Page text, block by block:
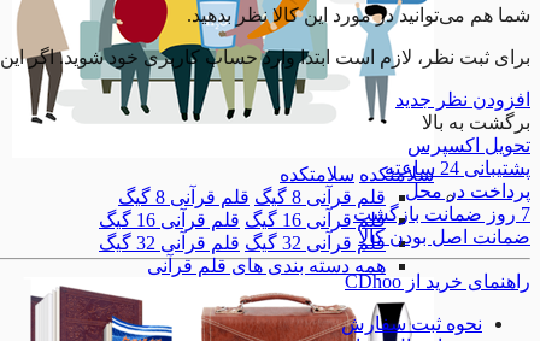
سلامتکده سلامتکده
قلم قرآنی 8 گیگ
قلم قرآنی 8 گیگ
قلم قرآنی 16 گیگ
قلم قرآنی 16 گیگ
قلم قرآنی 32 گیگ
قلم قرآنی 32 گیگ
همه دسته بندی های قلم قرآنی
شما هم می‌توانید در مورد این کالا نظر بدهید.
برای ثبت نظر، لازم است ابتدا وارد حساب کاربری خود شوید. اگر
افزودن نظر جدید
برگشت به بالا
تحویل اکسپرس
پشتیبانی 24 ساعته
پرداخت در محل
7 روز ضمانت بازگشت
ضمانت اصل بودن کالا
راهنمای خرید از CDhoo
نحوه ثبت سفارش